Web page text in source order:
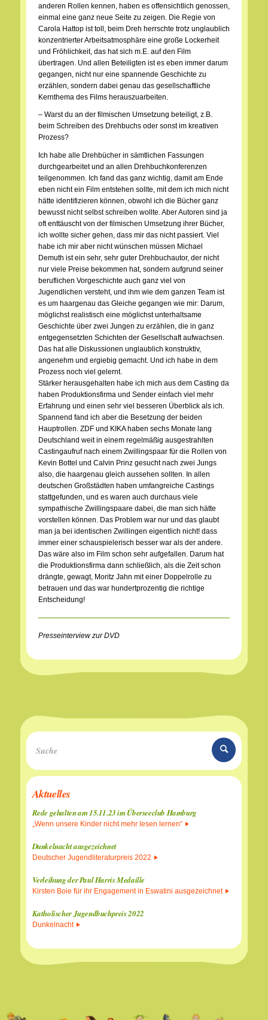
anderen Rollen kennen, haben es offensichtlich genossen,
einmal eine ganz neue Seite zu zeigen. Die Regie von
Carola Hattop ist toll, beim Dreh herrschte trotz unglaublich
konzentrierter Arbeitsatmosphäre eine große Lockerheit
und Fröhlichkeit, das hat sich m.E. auf den Film
übertragen. Und allen Beteiligten ist es eben immer darum
gegangen, nicht nur eine spannende Geschichte zu
erzählen, sondern dabei genau das gesellschaftliche
Kernthema des Films herauszuarbeiten.
– Warst du an der filmischen Umsetzung beteiligt, z.B.
beim Schreiben des Drehbuchs oder sonst im kreativen
Prozess?
Ich habe alle Drehbücher in sämtlichen Fassungen
durchgearbeitet und an allen Drehbuchkonferenzen
teilgenommen. Ich fand das ganz wichtig, damit am Ende
eben nicht ein Film entstehen sollte, mit dem ich mich nicht
hätte identifizieren können, obwohl ich die Bücher ganz
bewusst nicht selbst schreiben wollte. Aber Autoren sind ja
oft enttäuscht von der filmischen Umsetzung ihrer Bücher,
ich wollte sicher gehen, dass mir das nicht passiert. Viel
habe ich mir aber nicht wünschen müssen Michael
Demuth ist ein sehr, sehr guter Drehbuchautor, der nicht
nur viele Preise bekommen hat, sondern aufgrund seiner
beruflichen Vorgeschichte auch ganz viel von
Jugendlichen versteht, und ihm wie dem ganzen Team ist
es um haargenau das Gleiche gegangen wie mir: Darum,
möglichst realistisch eine möglichst unterhaltsame
Geschichte über zwei Jungen zu erzählen, die in ganz
entgegensetzten Schichten der Gesellschaft aufwachsen.
Das hat alle Diskussionen unglaublich konstruktiv,
angenehm und ergiebig gemacht. Und ich habe in dem
Prozess noch viel gelernt.
Stärker herausgehalten habe ich mich aus dem Casting da
haben Produktionsfirma und Sender einfach viel mehr
Erfahrung und einen sehr viel besseren Überblick als ich.
Spannend fand ich aber die Besetzung der beiden
Hauptrollen. ZDF und KIKA haben sechs Monate lang
Deutschland weit in einem regelmäßig ausgestrahlten
Castingaufruf nach einem Zwillingspaar für die Rollen von
Kevin Bottel und Calvin Prinz gesucht nach zwei Jungs
also, die haargenau gleich aussehen sollten. In allen
deutschen Großstädten haben umfangreiche Castings
stattgefunden, und es waren auch durchaus viele
sympathische Zwillingspaare dabei, die man sich hätte
vorstellen können. Das Problem war nur und das glaubt
man ja bei identischen Zwillingen eigentlich nicht! dass
immer einer schauspielerisch besser war als der andere.
Das wäre also im Film schon sehr aufgefallen. Darum hat
die Produktionsfirma dann schließlich, als die Zeit schon
drängte, gewagt, Moritz Jahn mit einer Doppelrolle zu
betrauen und das war hundertprozentig die richtige
Entscheidung!
Presseinterview zur DVD
Aktuelles
Rede gehalten am 15.11.23 im Überseeclub Hamburg
„Wenn unsere Kinder nicht mehr lesen lernen“
Dunkelnacht ausgezeichnet
Deutscher Jugendliteraturpreis 2022
Verleihung der Paul Harris Medaille
Kirsten Boie für ihr Engagement in Eswatini ausgezeichnet
Katholischer Jugendbuchpreis 2022
Dunkelnacht